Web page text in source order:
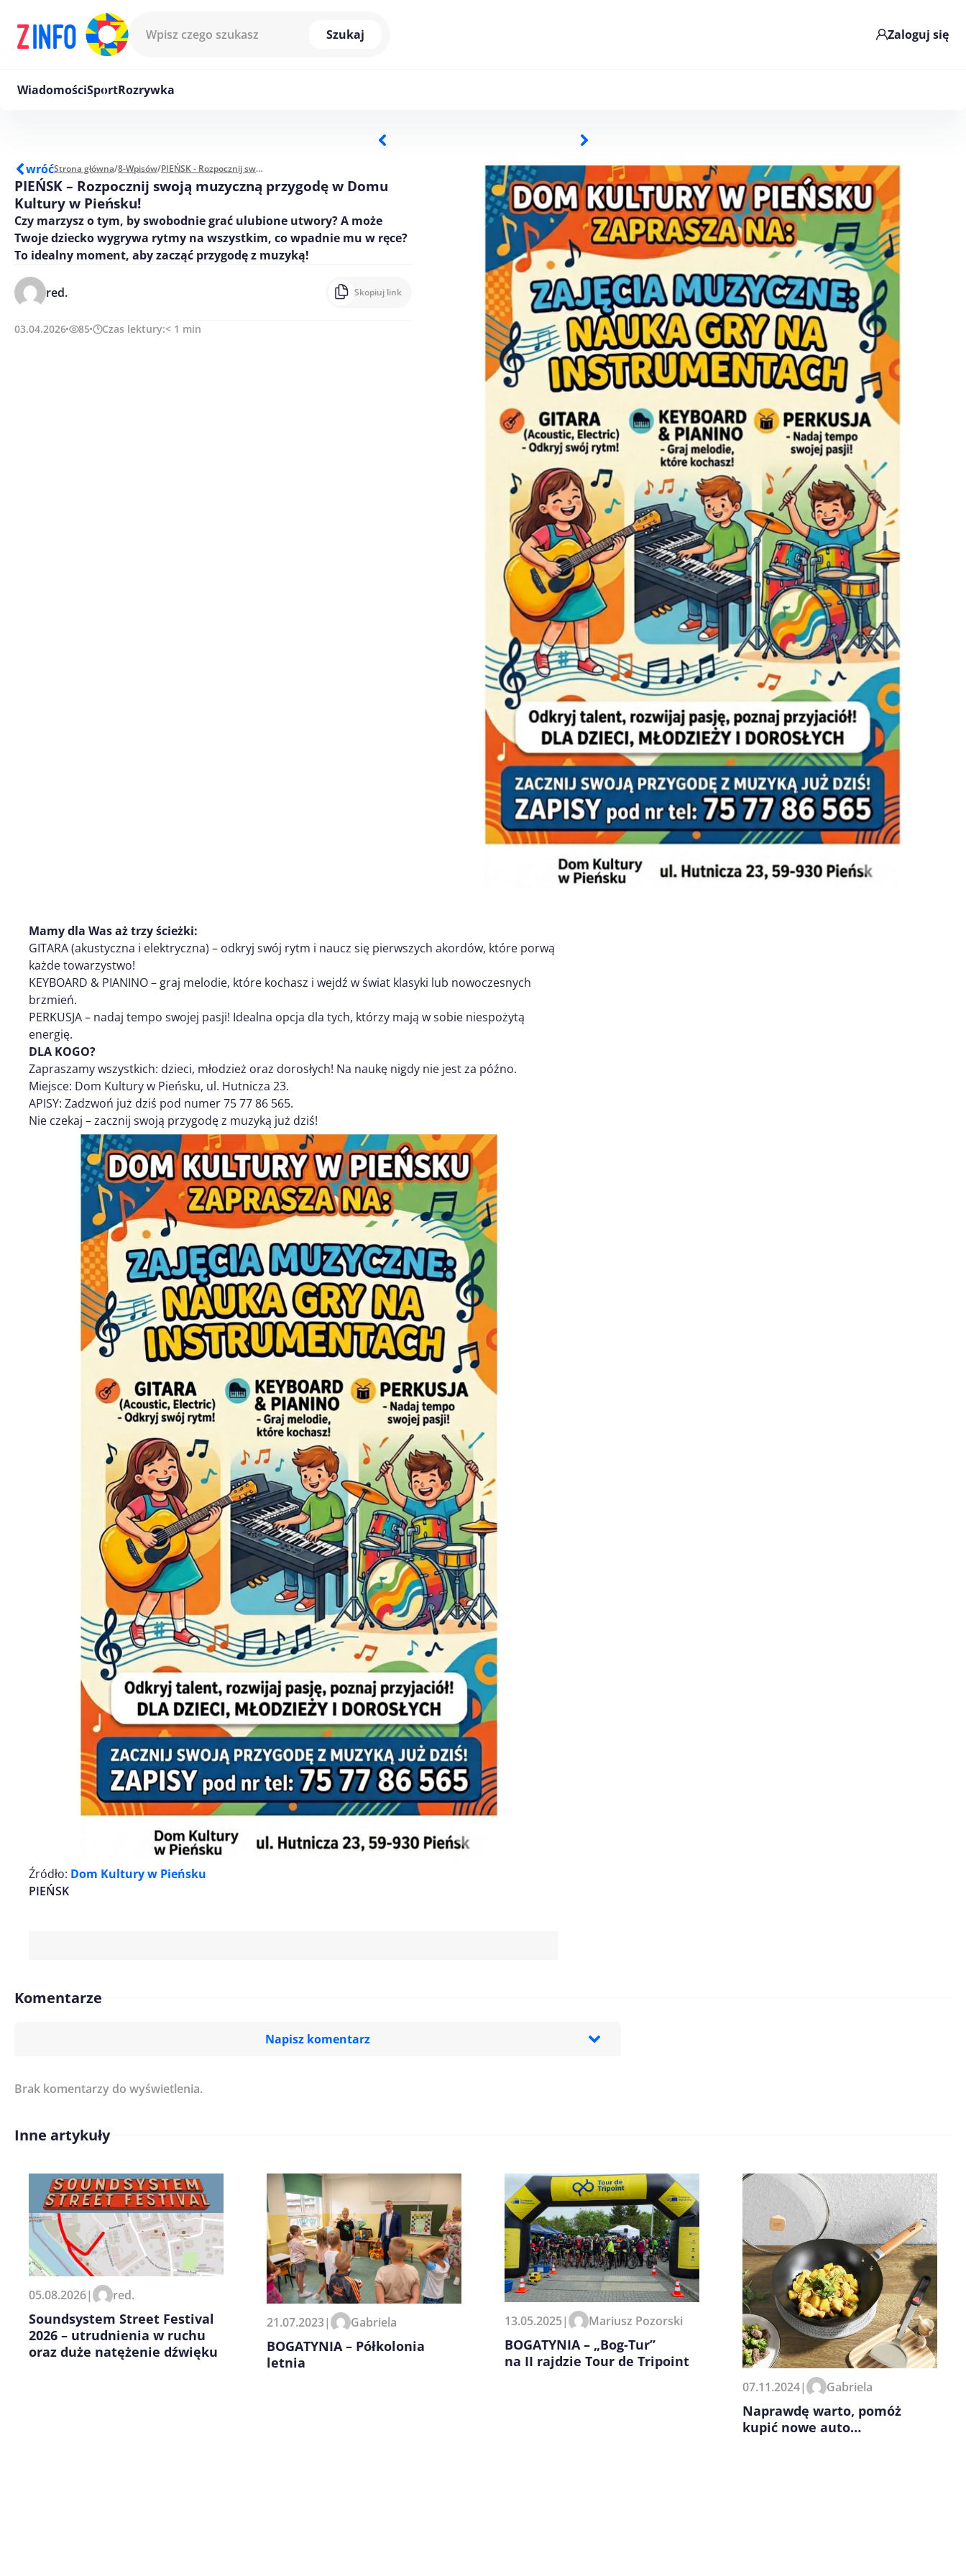
Szukaj
Zaloguj się
WiadomościSportRozrywka
wróćStrona główna/8-Wpisów/ PIEŃSK - Rozpocznij swoją muzyczną przygodę w Domu Kultury w Pieńsku!
PIEŃSK – Rozpocznij swoją muzyczną przygodę w Domu
Kultury w Pieńsku!
Czy marzysz o tym, by swobodnie grać ulubione utwory? A może
Twoje dziecko wygrywa rytmy na wszystkim, co wpadnie mu w ręce?
To idealny moment, aby zacząć przygodę z muzyką!
red. Skopiuj link
03.04.2026 85 Czas lektury:< 1 min
Mamy dla Was aż trzy ścieżki:
GITARA (akustyczna i elektryczna) – odkryj swój rytm i naucz się pierwszych akordów, które porwą
każde towarzystwo!
KEYBOARD & PIANINO – graj melodie, które kochasz i wejdź w świat klasyki lub nowoczesnych
brzmień.
PERKUSJA – nadaj tempo swojej pasji! Idealna opcja dla tych, którzy mają w sobie niespożytą
energię.
DLA KOGO?
Zapraszamy wszystkich: dzieci, młodzież oraz dorosłych! Na naukę nigdy nie jest za późno.
Miejsce: Dom Kultury w Pieńsku, ul. Hutnicza 23.
APISY: Zadzwoń już dziś pod numer 75 77 86 565.
Nie czekaj – zacznij swoją przygodę z muzyką już dziś!
Źródło: Dom Kultury w Pieńsku
PIEŃSK
Komentarze
Napisz komentarz
Imię/ Nick*
Zapamiętaj moje dane w tej przeglądarce podczas pisania
kolejnych komentarzy.
Brak komentarzy do wyświetlenia.
Inne artykuły
05.08.2026| red.
Soundsystem Street Festival
2026 – utrudnienia w ruchu
oraz duże natężenie dźwięku
21.07.2023| Gabriela
BOGATYNIA – Półkolonia
letnia
13.05.2025| Mariusz Pozorski
BOGATYNIA – „Bog-Tur”
na II rajdzie Tour de Tripoint
07.11.2024| Gabriela
Naprawdę warto, pomóż
kupić nowe auto…